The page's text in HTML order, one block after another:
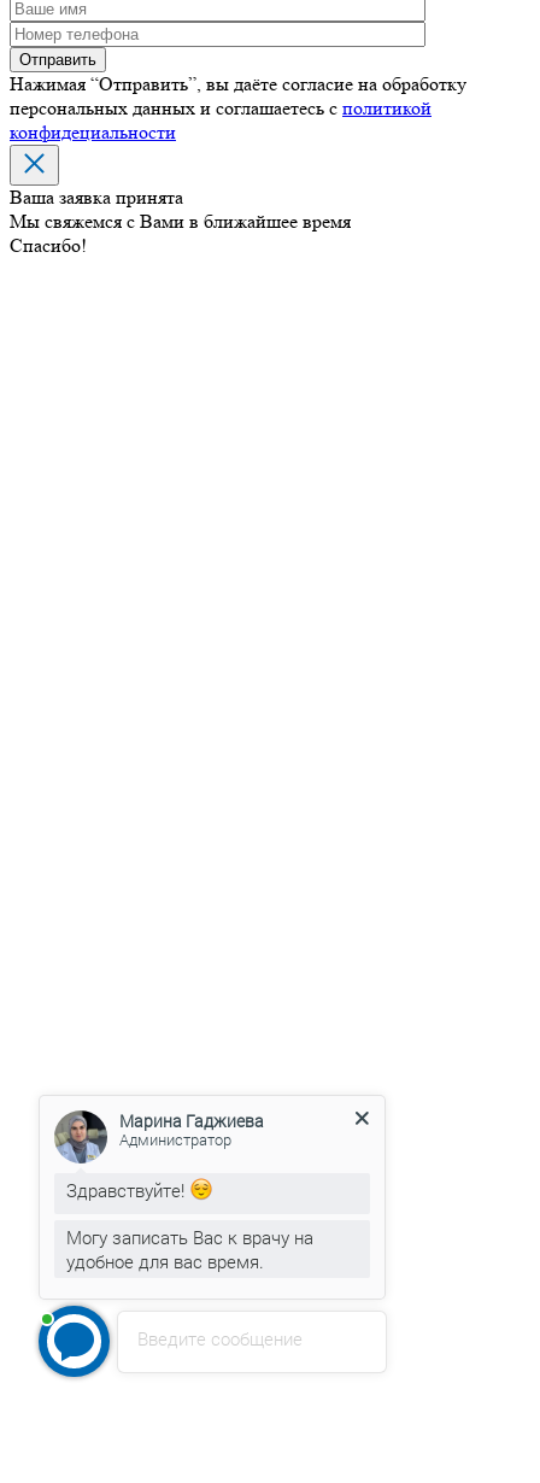
Нажимая “Отправить”, вы даёте согласие на обработку
персональных данных и соглашаетесь с политикой
конфидециальности
Ваша заявка принята
Мы свяжемся с Вами в ближайшее время
Спасибо!
Введите сообщение
Марина Гаджиева
Администратор
Здравствуйте!
Могу записать Вас к врачу на
удобное для вас время.